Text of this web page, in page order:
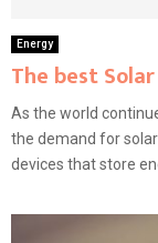
Energy
The best
As the world
the demand for
devices that store